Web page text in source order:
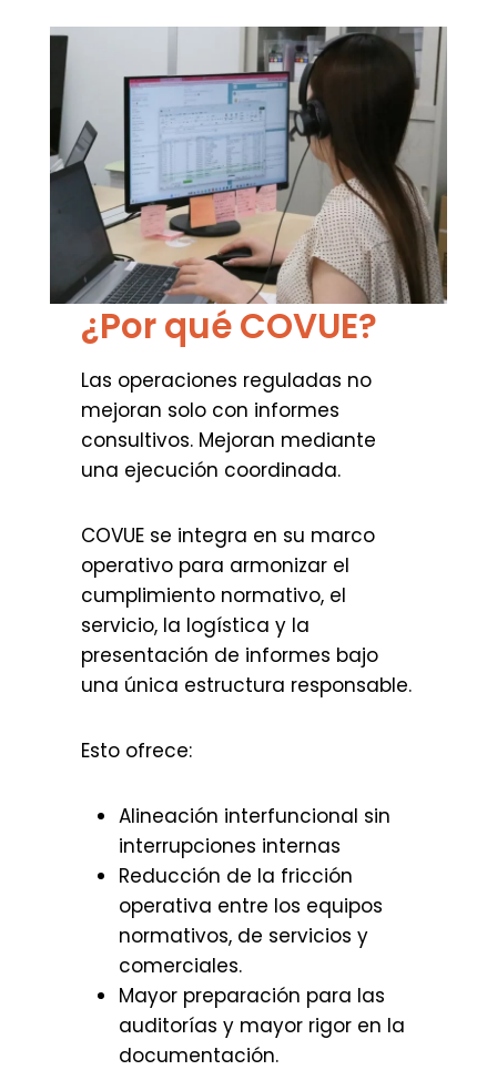
¿Por qué COVUE?
Las operaciones reguladas no
mejoran solo con informes
consultivos. Mejoran mediante
una ejecución coordinada.
COVUE se integra en su marco
operativo para armonizar el
cumplimiento normativo, el
servicio, la logística y la
presentación de informes bajo
una única estructura responsable.
Esto ofrece:
Alineación interfuncional sin
interrupciones internas
Reducción de la fricción
operativa entre los equipos
normativos, de servicios y
comerciales.
Mayor preparación para las
auditorías y mayor rigor en la
documentación.